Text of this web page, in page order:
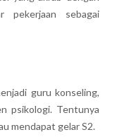
pekerjaan sebagai
guru konseling,
psikologi. Tentunya
mendapat gelar S2.